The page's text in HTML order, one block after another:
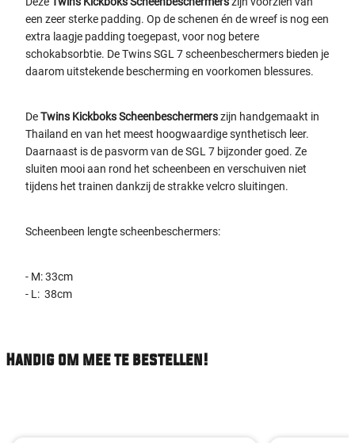
een zeer sterke padding. Op de schenen én de wreef is nog een
extra laagje padding toegepast, voor nog betere
schokabsorbtie. De Twins SGL 7 scheenbeschermers bieden je
daarom uitstekende bescherming en voorkomen blessures.
DeTwins Kickboks Scheenbeschermerszijn handgemaakt in
Thailand en van het meest hoogwaardige synthetisch leer.
Daarnaast is de pasvorm van de SGL 7 bijzonder goed. Ze
sluiten mooi aan rond het scheenbeen en verschuiven niet
tijdens het trainen dankzij de strakke velcro sluitingen.
Scheenbeen lengte scheenbeschermers:
- M: 33cm
- L: 38cm
Handig om mee te bestellen!